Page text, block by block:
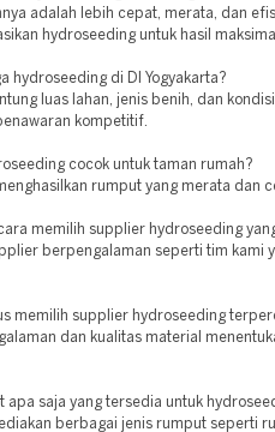
adalah lebih cepat, merata, dan
hydroseeding untuk hasil
hydroseeding di DI Yogyakarta?
luas lahan, jenis benih, dan
kompetitif.
cocok untuk taman rumah?
rumput yang merata dan
memilih supplier hydroseeding
berpengalaman seperti tim kami
memilih supplier hydroseeding
dan kualitas material
apa saja yang tersedia untuk
berbagai jenis rumput seperti